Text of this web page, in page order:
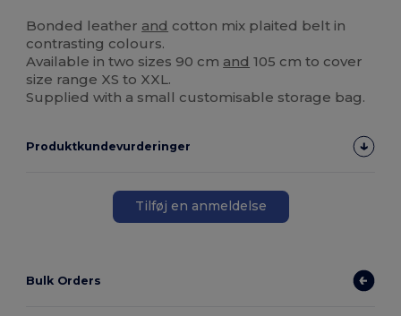
Bonded leather and cotton mix plaited belt in
contrasting colours.
Available in two sizes 90 cm and 105 cm to cover
size range XS to XXL.
Supplied with a small customisable storage bag.
Produktkundevurderinger
Tilføj en anmeldelse
Bulk Orders